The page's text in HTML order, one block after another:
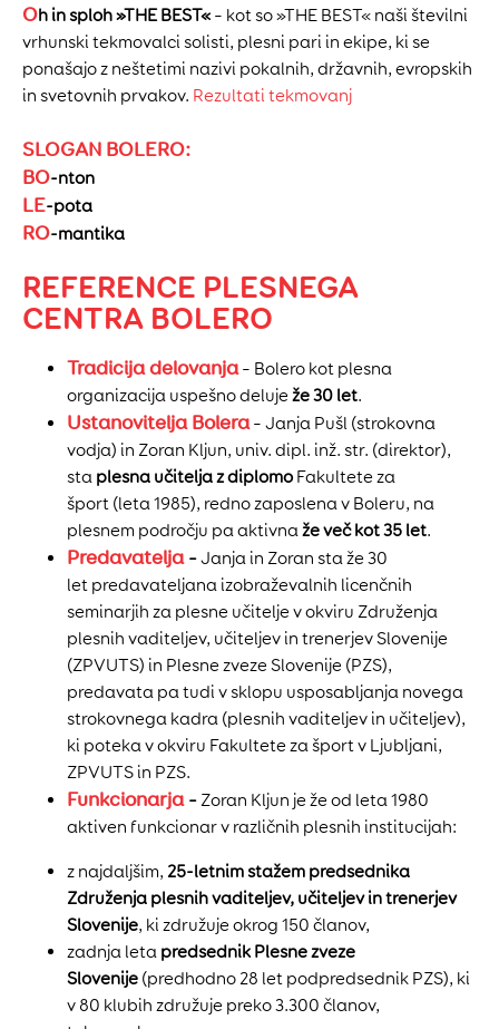
Oh in sploh »THE BEST« – kot so »THE BEST« naši številni
vrhunski tekmovalci solisti, plesni pari in ekipe, ki se
ponašajo z neštetimi nazivi pokalnih, državnih, evropskih
in svetovnih prvakov. Rezultati tekmovanj
SLOGAN BOLERO:
BO-nton
LE-pota
RO-mantika
REFERENCE PLESNEGA
CENTRA BOLERO
Tradicija delovanja– Bolero kot plesna
organizacija uspešno deluje že 30 let.
Ustanovitelja Bolera– Janja Pušl (strokovna
vodja) in Zoran Kljun, univ. dipl. inž. str. (direktor),
sta plesna učitelja z diplomoFakultete za
šport (leta 1985), redno zaposlena v Boleru, na
plesnem področju pa aktivna že več kot 35 let.
Predavatelja –Janja in Zoran sta že 30
let predavateljana izobraževalnih licenčnih
seminarjih za plesne učitelje v okviru Združenja
plesnih vaditeljev, učiteljev in trenerjev Slovenije
(ZPVUTS) in Plesne zveze Slovenije (PZS),
predavata pa tudi v sklopu usposabljanja novega
strokovnega kadra (plesnih vaditeljev in učiteljev),
ki poteka v okviru Fakultete za šport v Ljubljani,
ZPVUTS in PZS.
Funkcionarja – Zoran Kljun je že od leta 1980
aktiven funkcionar v različnih plesnih institucijah:
z najdaljšim, 25-letnim stažem predsednika
Združenja plesnih vaditeljev, učiteljev in trenerjev
Slovenije, ki združuje okrog 150 članov,
zadnja leta predsednik Plesne zveze
Slovenije (predhodno 28 let podpredsednik PZS), ki
v 80 klubih združuje preko 3.300 članov,